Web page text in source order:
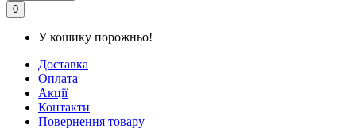
0
У кошику порожньо!
Доставка
Оплата
Акції
Контакти
Повернення товару